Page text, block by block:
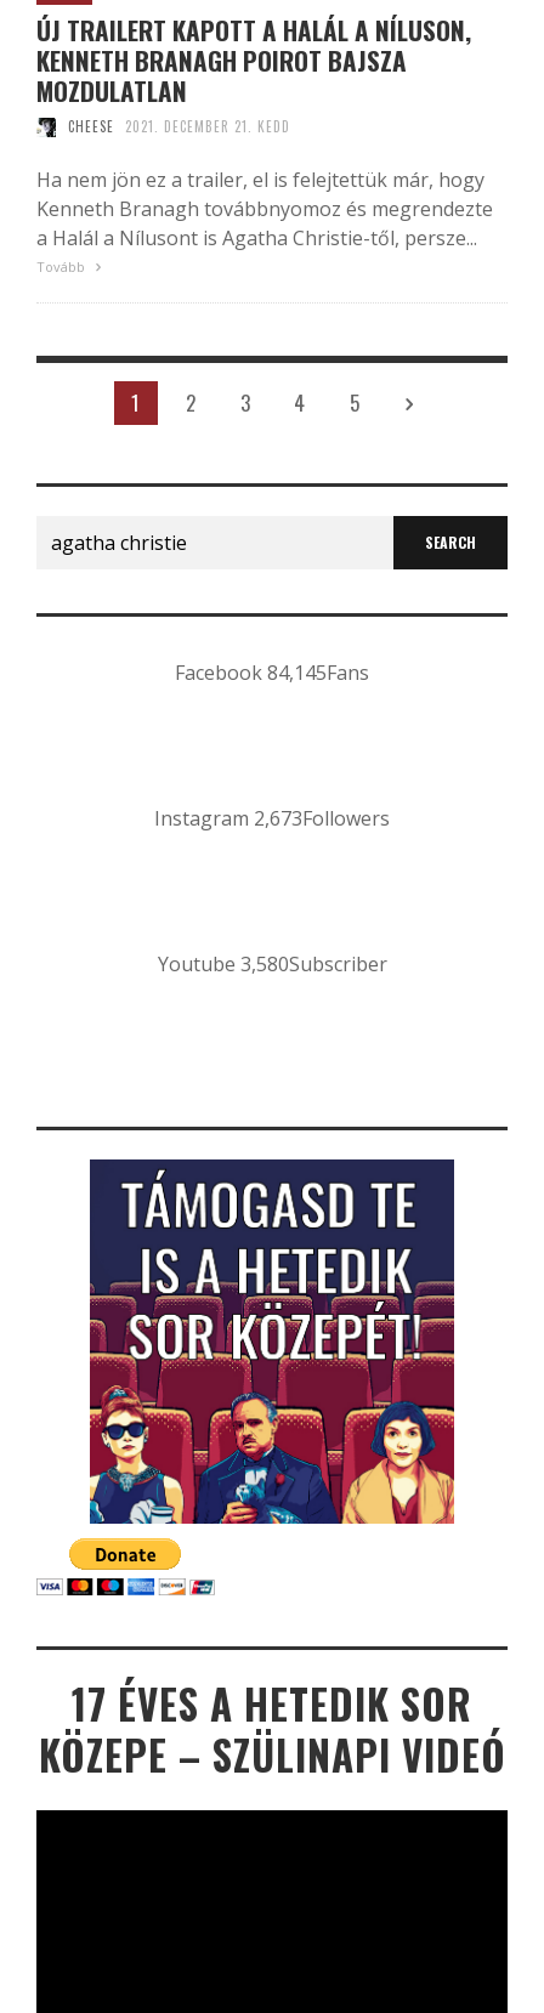
ÚJ TRAILERT KAPOTT A HALÁL A NÍLUSON,
KENNETH BRANAGH POIROT BAJSZA
MOZDULATLAN
CHEESE 2021. DECEMBER 21. KEDD
Ha nem jön ez a trailer, el is felejtettük már, hogy
Kenneth Branagh továbbnyomoz és megrendezte
a Halál a Nílusont is Agatha Christie-től, persze...
Tovább
1 2 3 4 5
Search
for:
Facebook84,145Fans
Instagram 2,673Followers
Youtube 3,580Subscriber
17 ÉVES A HETEDIK SOR
KÖZEPE – SZÜLINAPI VIDEÓ